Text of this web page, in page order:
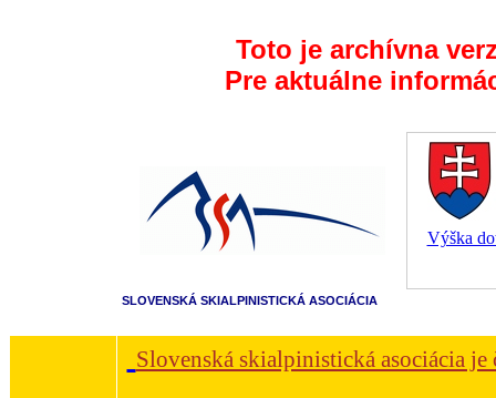
Toto je archívna
Pre aktuálne
Výška
SLOVENSKÁ SKIALPINISTICKÁ ASOCIÁCIA
Slovenská skialpinistická asociácia